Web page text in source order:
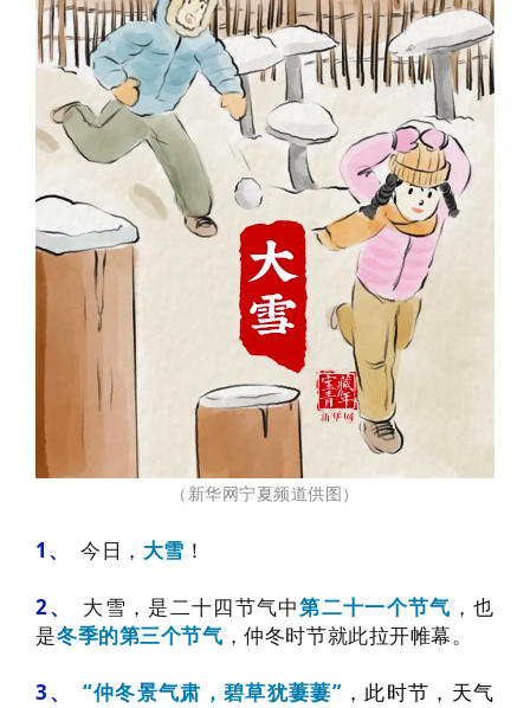
（新华网宁夏频道供图）
1、今日， 大雪 ！
2、 大雪，是二十四节气中第二十一个节气 ，也
是冬季的第三个节气 ，仲冬时节就此拉开帷幕。
3、 “仲冬景气肃，碧草犹萋萋” ， 此时节，天气